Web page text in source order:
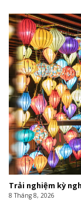
Trải nghiệm kỳ
8 Tháng 8, 2026